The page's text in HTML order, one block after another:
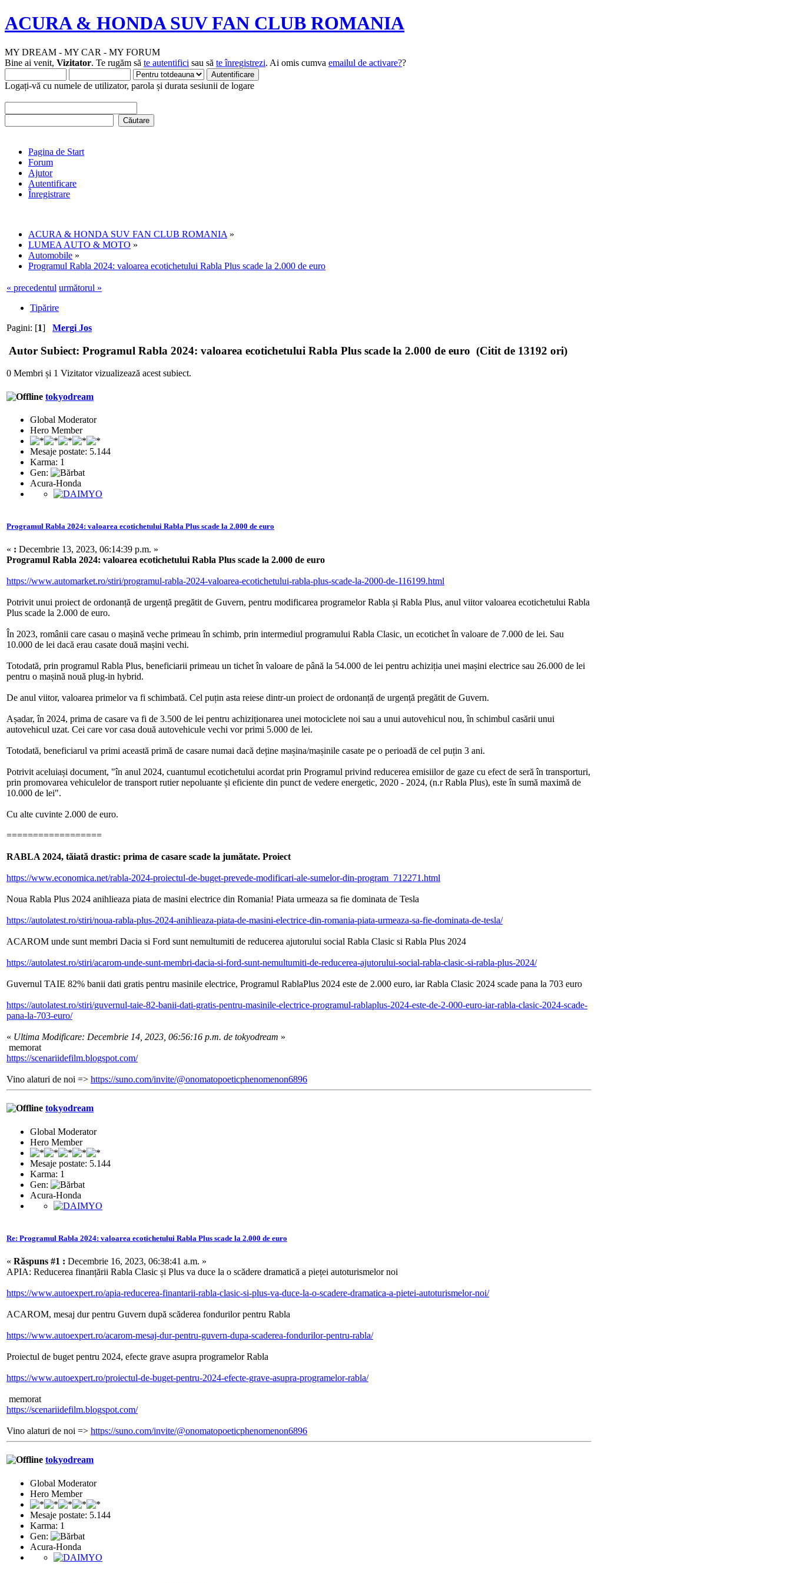
ACURA & HONDA SUV FAN CLUB ROMANIA
MY DREAM - MY CAR - MY FORUM
Bine ai venit, Vizitator. Te rugăm să te autentifici sau să te înregistrezi. Ai omis cumva emailul de activare??
Logați-vă cu numele de utilizator, parola și durata sesiunii de logare
Pagina de Start
Forum
Ajutor
Autentificare
Înregistrare
ACURA & HONDA SUV FAN CLUB ROMANIA »
LUMEA AUTO & MOTO »
Automobile »
Programul Rabla 2024: valoarea ecotichetului Rabla Plus scade la 2.000 de euro
« precedentul următorul »
Tipărire
Pagini: [1] Mergi Jos
Autor Subiect: Programul Rabla 2024: valoarea ecotichetului Rabla Plus scade la 2.000 de euro (Citit de 13192 ori)
0 Membri și 1 Vizitator vizualizează acest subiect.
tokyodream
Global Moderator
Hero Member
Mesaje postate: 5.144
Karma: 1
Gen:
Acura-Honda
Programul Rabla 2024: valoarea ecotichetului Rabla Plus scade la 2.000 de euro
« : Decembrie 13, 2023, 06:14:39 p.m. »
Programul Rabla 2024: valoarea ecotichetului Rabla Plus scade la 2.000 de euro
https://www.automarket.ro/stiri/programul-rabla-2024-valoarea-ecotichetului-rabla-plus-scade-la-2000-de-116199.html
Potrivit unui proiect de ordonanță de urgență pregătit de Guvern, pentru modificarea programelor Rabla și Rabla Plus, anul viitor valoarea ecotichetului Rabla
Plus scade la 2.000 de euro.
În 2023, românii care casau o mașină veche primeau în schimb, prin intermediul programului Rabla Clasic, un ecotichet în valoare de 7.000 de lei. Sau
10.000 de lei dacă erau casate două mașini vechi.
Totodată, prin programul Rabla Plus, beneficiarii primeau un tichet în valoare de până la 54.000 de lei pentru achiziția unei mașini electrice sau 26.000 de lei
pentru o mașină nouă plug-in hybrid.
De anul viitor, valoarea primelor va fi schimbată. Cel puțin asta reiese dintr-un proiect de ordonanță de urgență pregătit de Guvern.
Așadar, în 2024, prima de casare va fi de 3.500 de lei pentru achiziționarea unei motociclete noi sau a unui autovehicul nou, în schimbul casării unui
autovehicul uzat. Cei care vor casa două autovehicule vechi vor primi 5.000 de lei.
Totodată, beneficiarul va primi această primă de casare numai dacă deține mașina/mașinile casate pe o perioadă de cel puțin 3 ani.
Potrivit aceluiași document, "în anul 2024, cuantumul ecotichetului acordat prin Programul privind reducerea emisiilor de gaze cu efect de seră în transporturi,
prin promovarea vehiculelor de transport rutier nepoluante și eficiente din punct de vedere energetic, 2020 - 2024, (n.r Rabla Plus), este în sumă maximă de
10.000 de lei".
Cu alte cuvinte 2.000 de euro.
==================
RABLA 2024, tăiată drastic: prima de casare scade la jumătate. Proiect
https://www.economica.net/rabla-2024-proiectul-de-buget-prevede-modificari-ale-sumelor-din-program_712271.html
Noua Rabla Plus 2024 anihlieaza piata de masini electrice din Romania! Piata urmeaza sa fie dominata de Tesla
https://autolatest.ro/stiri/noua-rabla-plus-2024-anihlieaza-piata-de-masini-electrice-din-romania-piata-urmeaza-sa-fie-dominata-de-tesla/
ACAROM unde sunt membri Dacia si Ford sunt nemultumiti de reducerea ajutorului social Rabla Clasic si Rabla Plus 2024
https://autolatest.ro/stiri/acarom-unde-sunt-membri-dacia-si-ford-sunt-nemultumiti-de-reducerea-ajutorului-social-rabla-clasic-si-rabla-plus-2024/
Guvernul TAIE 82% banii dati gratis pentru masinile electrice, Programul RablaPlus 2024 este de 2.000 euro, iar Rabla Clasic 2024 scade pana la 703 euro
https://autolatest.ro/stiri/guvernul-taie-82-banii-dati-gratis-pentru-masinile-electrice-programul-rablaplus-2024-este-de-2-000-euro-iar-rabla-clasic-2024-scade-
pana-la-703-euro/
« Ultima Modificare: Decembrie 14, 2023, 06:56:16 p.m. de tokyodream »
memorat
https://scenariidefilm.blogspot.com/
Vino alaturi de noi => https://suno.com/invite/@onomatopoeticphenomenon6896
tokyodream
Global Moderator
Hero Member
Mesaje postate: 5.144
Karma: 1
Gen:
Acura-Honda
Re: Programul Rabla 2024: valoarea ecotichetului Rabla Plus scade la 2.000 de euro
« Răspuns #1 : Decembrie 16, 2023, 06:38:41 a.m. »
APIA: Reducerea finanțării Rabla Clasic și Plus va duce la o scădere dramatică a pieței autoturismelor noi
https://www.autoexpert.ro/apia-reducerea-finantarii-rabla-clasic-si-plus-va-duce-la-o-scadere-dramatica-a-pietei-autoturismelor-noi/
ACAROM, mesaj dur pentru Guvern după scăderea fondurilor pentru Rabla
https://www.autoexpert.ro/acarom-mesaj-dur-pentru-guvern-dupa-scaderea-fondurilor-pentru-rabla/
Proiectul de buget pentru 2024, efecte grave asupra programelor Rabla
https://www.autoexpert.ro/proiectul-de-buget-pentru-2024-efecte-grave-asupra-programelor-rabla/
memorat
https://scenariidefilm.blogspot.com/
Vino alaturi de noi => https://suno.com/invite/@onomatopoeticphenomenon6896
tokyodream
Global Moderator
Hero Member
Mesaje postate: 5.144
Karma: 1
Gen:
Acura-Honda